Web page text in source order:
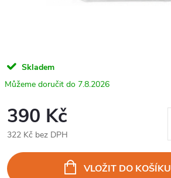
Skladem
7.8.2026
390 Kč
322 Kč bez DPH
cena:
VLOŽIT DO KOŠÍKU